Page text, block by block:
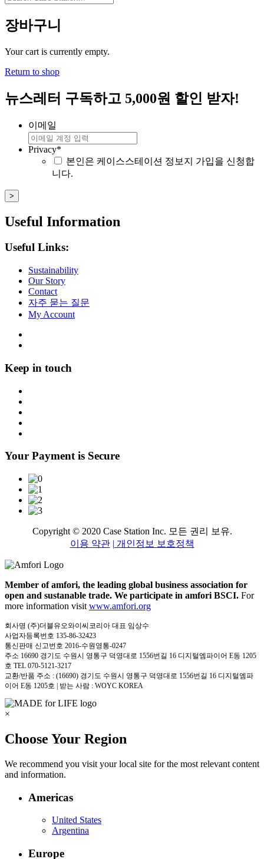
Case
Station…
장바구니
Your cart is currently empty.
Return to shop
뉴스레터 구독하고 5,000원 할인 받자!
이메일
Privacy*
본인은 케이스스테이션 정보지 가입을 신청합
니다.
Useful Information
Useful Links:
Sustainability
Our Story
Contact
자주 묻는 질문
My Account
Keep in touch
Your Payment is Secure
Copyright © 2020 Case Station Inc. 모든 권리 보유.
이용 약관 | 개인정보 보호정책
Member of amfori, the leading global business association for
open and sustanable trade. We participate in amfori BSCI. For
more information visit www.amfori.org
회사명 (주)더블유오와이씨코리아 대표 임상수
사업자등록번호 135-86-32423
통신판매 신고번호 2016-수원영통-0247
주소 16690 경기도 수원시 영통구 덕영대로 1556번길 16 디지털엠파이어 E동 1205
호 TEL 070-5121-3217
교환/반품 주소 : (16690) 경기도 수원시 영통구 덕영대로 1556번길 16 디지털엠파
이어 E동 1205호 | 받는 사람 : WOYC KOREA
×
Choose Your Region
We recommend you visit your local site for the most relevant content
and information.
Americas
United States
Argentina
Europe